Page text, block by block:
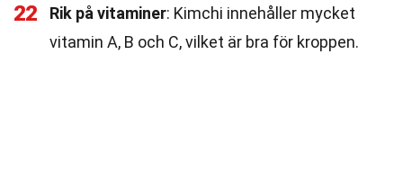
22 Rik på vitaminer: Kimchi innehåller mycket
vitamin A, B och C, vilket är bra för kroppen.